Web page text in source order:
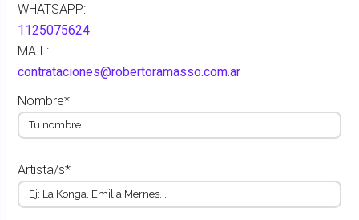
WHATSAPP:
1125075624
MAIL:
contrataciones@robertoramasso.com.ar
Nombre*
Artista/s*